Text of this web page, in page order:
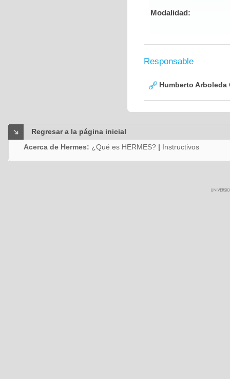
Modalidad:
Responsable
Humberto Arboleda
Regresar a la página inicial
Acerca de Hermes: ¿Qué es HERMES? | Instructivos